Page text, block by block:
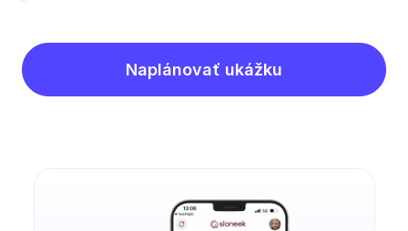
Naplánovať ukážku